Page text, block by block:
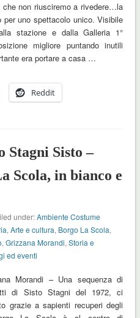
che non riusciremo a rivedere…la
uno spettacolo unico. Visibile
stazione e dalla Galleria 1°
migliore puntando inutili
era portare a casa …
Reddit
Stagni Sisto –
Scola, in bianco e
under:Ambiente Costume
,Arte e cultura, Borgo La Scola,
,Grizzana Morandi,Storia e
ed eventi
Morandi – Una sequenza di
di Sisto Stagni del 1972, ci
grazie a sapienti recuperi degli